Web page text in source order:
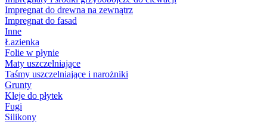
Impregnat do drewna na zewnątrz
Impregnat do fasad
Inne
Łazienka
Folie w płynie
Maty uszczelniające
Taśmy uszczelniające i narożniki
Grunty
Kleje do płytek
Fugi
Silikony